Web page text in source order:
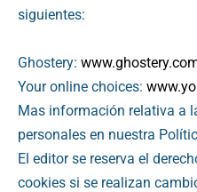
siguientes:
Ghostery:
Your online choices:
Mas información relativa a
personales en nuestra
El editor se reserva el
cookies si se realizan